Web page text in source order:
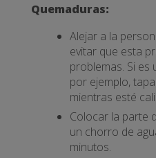
Quemaduras:
Alejar a la
evitar que esta
problemas. Si es
por ejemplo,
mientras esté
Colocar la parte
un chorro de
minutos.